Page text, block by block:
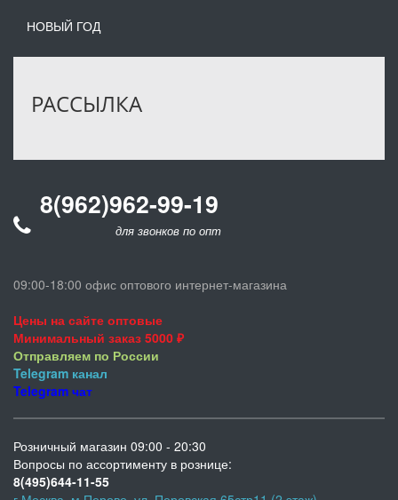
НОВЫЙ ГОД
РАССЫЛКА
8(962)962-99-19
для звонков по оптовым заказам
09:00-18:00 офис оптового интернет-магазина
Цены на сайте оптовые
Минимальный заказ 5000 ₽
Отправляем по России
Telegram канал
Telegram чат
Розничный магазин 09:00 - 20:30
Вопросы по ассортименту в рознице:
8(495)644-11-55